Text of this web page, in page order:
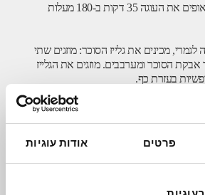
פרטים אודות עוגיות
35 דקות ב-180 מעלות
מכינים את גלייז הסוכר: מוזגים שתי
הסוכר ומערבבים. מוזגים את הגלייז
בעזרת כף.
בקערה את הקורנפלור לתוךר כמה
לתוך סיר קטן ומביאים לרתיחה.
השוקו.